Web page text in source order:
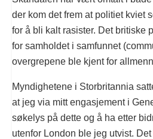
der kom det frem at politiet kviet
for å bli kalt rasister. Det britiske
for samholdet i samfunnet
overgrepene ble kjent for
Myndighetene i Storbritannia
at jeg via mitt engasjement i
søkelys på dette og å ha etter
utenfor London ble jeg utvist.